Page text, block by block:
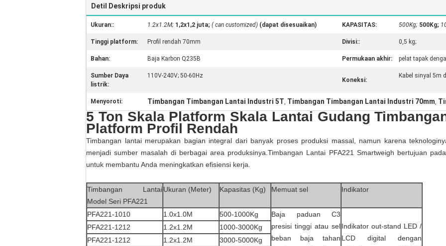
Detil Deskripsi produk
Ukuran:: 1.2x1.2M; 1,2x1,2 juta; ( can customized) (dapat disesuaikan) KAPASITAS: 500Kg; 500Kg;
Tinggi platform: Profil rendah 70mm Divisi:: 0,5 kg;
Bahan: Baja Karbon Q235B Permukaan akhir: pelat tapak
Sumber Daya
listrik:
110V-240V; 50-60Hz
Koneksi:
Kabel sinyal 5m
Menyoroti: Timbangan Timbangan Lantai Industri 5T, Timbangan Timbangan Lantai Industri 70mm,
5 Ton Skala Platform Skala Lantai Gudang
Platform Profil Rendah
Timbangan lantai merupakan bagian integral dari banyak proses produksi massal, namun karena
menjadi sumber masalah di berbagai area produksinya.Timbangan Lantai PFA221 Smartweigh bertujuan
untuk membantu Anda meningkatkan efisiensi kerja.
Timbangan Lantai
Model Seri PFA221
Ukuran (Meter) Kapasitas (Kg) Memuat sel Indikator
PFA221-1010 1.0x1.0M 500-1000Kg
Baja paduan C3
presisi tinggi atau sel
beban baja tahan
Indikator out-stand LED /
LCD digital dengan
PFA221-1212 1.2x1.2M
1000-3000Kg
PFA221-1212
1.2x1.2M
3000-5000Kg